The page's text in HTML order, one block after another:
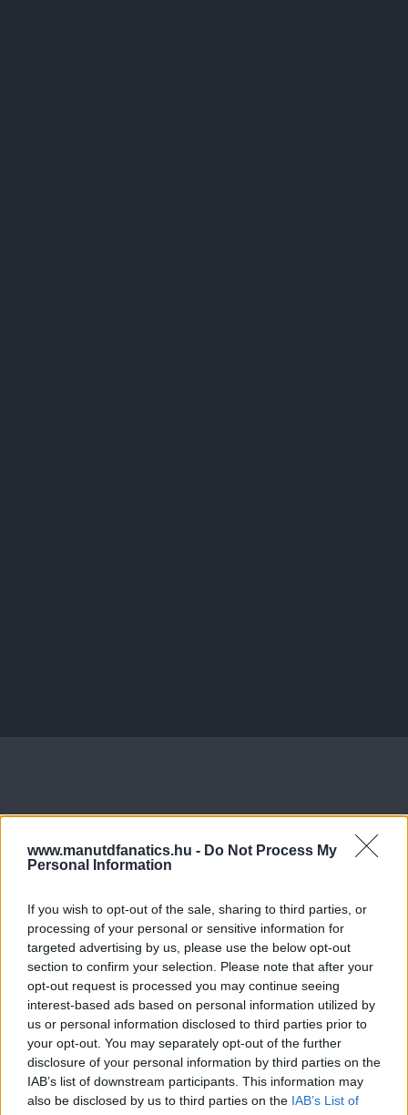
www.manutdfanatics.hu - Do Not Process My
Personal Information
If you wish to opt-out of the sale, sharing to third parties, or
processing of your personal or sensitive information for
targeted advertising by us, please use the below opt-out
section to confirm your selection. Please note that after your
opt-out request is processed you may continue seeing
interest-based ads based on personal information utilized by
us or personal information disclosed to third parties prior to
your opt-out. You may separately opt-out of the further
disclosure of your personal information by third parties on the
IAB’s list of downstream participants. This information may
also be disclosed by us to third parties on the IAB’s List of